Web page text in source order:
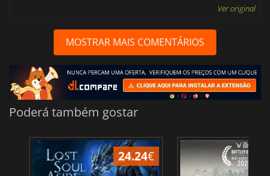
Ver original
MOSTRAR MAIS COMENTÁRIOS
Poderá também gostar
24.24€